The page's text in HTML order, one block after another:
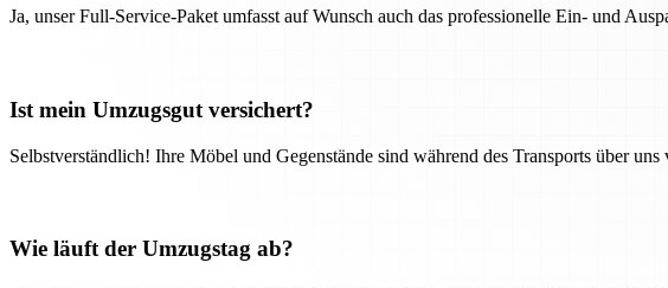
Ja, unser Full-Service-Paket umfasst auf Wunsch auch das professionelle Ein- und
Ist mein Umzugsgut versichert?
Selbstverständlich! Ihre Möbel und Gegenstände sind während des Transports über uns
Wie läuft der Umzugstag ab?